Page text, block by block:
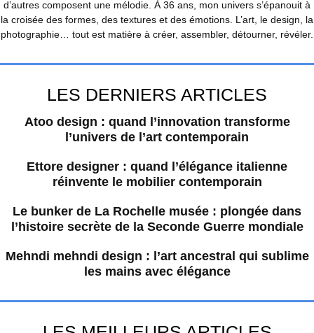
d’autres composent une mélodie. À 36 ans, mon univers s’épanouit à
la croisée des formes, des textures et des émotions. L’art, le design, la
photographie… tout est matière à créer, assembler, détourner, révéler.
LES DERNIERS ARTICLES
Atoo design : quand l’innovation transforme
l’univers de l’art contemporain
Ettore designer : quand l’élégance italienne
réinvente le mobilier contemporain
Le bunker de La Rochelle musée : plongée dans
l’histoire secrète de la Seconde Guerre mondiale
Mehndi mehndi design : l’art ancestral qui sublime
les mains avec élégance